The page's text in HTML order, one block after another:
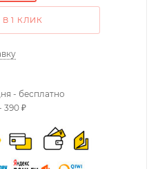
1 КЛИК
- бесплатно
390 ₽